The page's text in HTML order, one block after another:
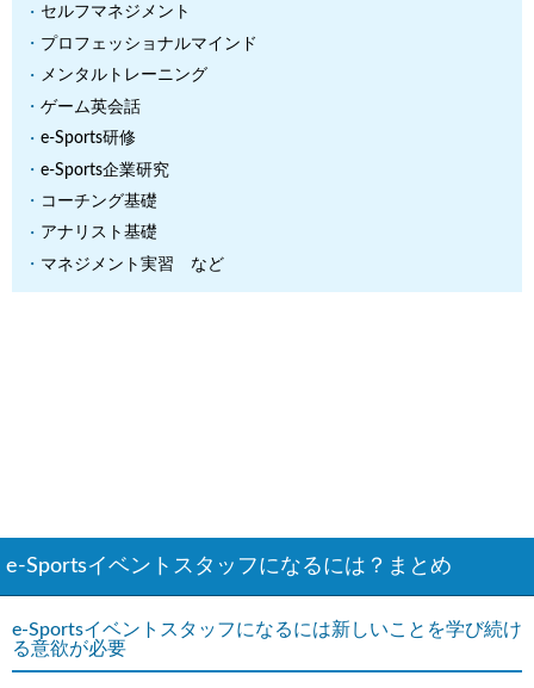
セルフマネジメント
プロフェッショナルマインド
メンタルトレーニング
ゲーム英会話
e-Sports研修
e-Sports企業研究
コーチング基礎
アナリスト基礎
マネジメント実習 など
e-Sportsイベントスタッフになるには？まとめ
e-Sportsイベントスタッフになるには新しいことを学び続け
る意欲が必要